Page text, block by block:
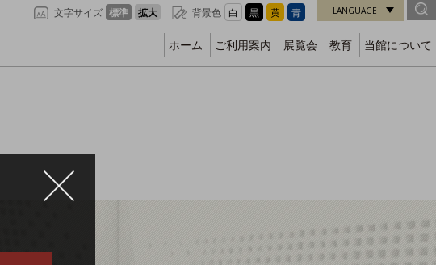
文字サイズ 標準 拡大 背景色 白 黒 黄 青 LANGUAGE
ホーム ご利用案内 展覧会 教育 当館について